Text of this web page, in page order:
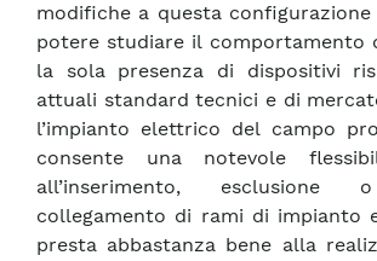
modifiche a questa
potere studiare il comportamento
la sola presenza di dispositivi
attuali standard tecnici e di
l’impianto elettrico del campo
consente una notevole
all’inserimento, esclusione
collegamento di rami di impianto
presta abbastanza bene alla